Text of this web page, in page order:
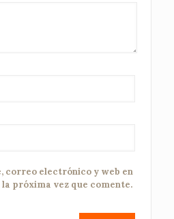
correo electrónico y web en
próxima vez que comente.